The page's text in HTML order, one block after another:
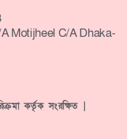
Motijheel C/A Dhaka-
কর্তৃক সংরক্ষিত |